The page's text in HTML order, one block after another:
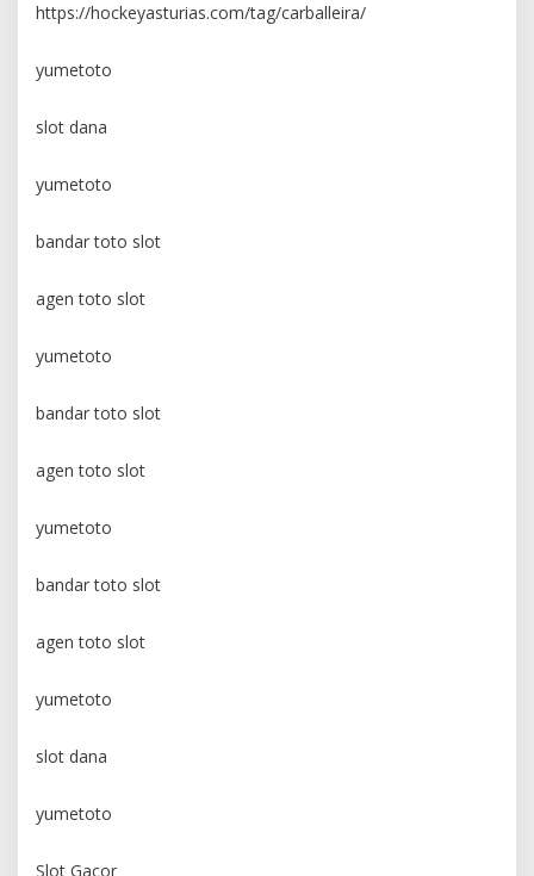
https://hockeyasturias.com/tag/carballeira/
yumetoto
slot dana
yumetoto
bandar toto slot
agen toto slot
yumetoto
bandar toto slot
agen toto slot
yumetoto
bandar toto slot
agen toto slot
yumetoto
slot dana
yumetoto
Slot Gacor